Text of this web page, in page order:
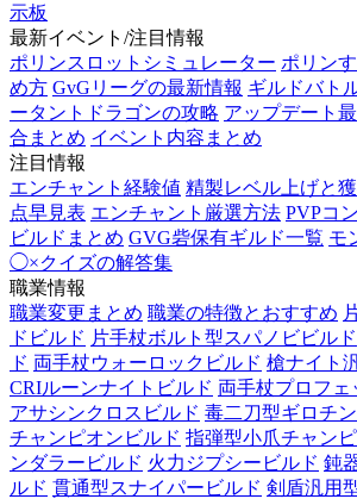
示板
最新イベント/注目情報
ポリンスロットシミュレーター ポリン
め方 GvGリーグの最新情報 ギルドバト
ータントドラゴンの攻略 アップデート
合まとめ イベント内容まとめ
注目情報
エンチャント経験値 精製レベル上げと
点早見表 エンチャント厳選方法 PVPコ
ビルドまとめ GVG砦保有ギルド一覧 モ
◯×クイズの解答集
職業情報
職業変更まとめ 職業の特徴とおすすめ
ドビルド 片手杖ボルト型スパノビビルド
ド 両手杖ウォーロックビルド 槍ナイト
CRIルーンナイトビルド 両手杖プロフェ
アサシンクロスビルド 毒二刀型ギロチ
チャンピオンビルド 指弾型小爪チャン
ンダラービルド 火力ジプシービルド 鈍
ルド 貫通型スナイパービルド 剣盾汎用